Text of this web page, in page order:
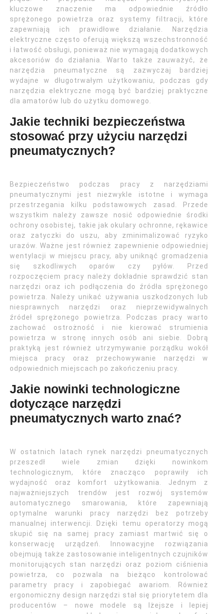
kluczowe znaczenie ma odpowiednie źródło
sprężonego powietrza oraz systemy filtracji, które
zapewniają ich prawidłowe działanie. Narzędzia
elektryczne często oferują większą wszechstronność
i łatwość obsługi, ponieważ nie wymagają dodatkowych
akcesoriów do działania. Warto także zauważyć, że
narzędzia pneumatyczne są zazwyczaj bardziej
wydajne w długotrwałym użytkowaniu, podczas gdy
narzędzia elektryczne mogą być bardziej praktyczne
dla amatorów lub do użytku domowego.
Jakie techniki bezpieczeństwa
stosować przy użyciu narzędzi
pneumatycznych?
Bezpieczeństwo podczas pracy z narzędziami
pneumatycznymi jest niezwykle istotne i wymaga
przestrzegania kilku podstawowych zasad. Przede
wszystkim należy zawsze nosić odpowiednie środki
ochrony osobistej, takie jak okulary ochronne, rękawice
oraz zatyczki do uszu, aby zminimalizować ryzyko
urazów. Ważne jest również zapewnienie odpowiedniej
wentylacji w miejscu pracy, aby uniknąć gromadzenia
się szkodliwych oparów czy pyłów. Przed
rozpoczęciem pracy należy dokładnie sprawdzić stan
narzędzi oraz ich podłączenia do źródła sprężonego
powietrza. Należy unikać używania uszkodzonych lub
niesprawnych narzędzi oraz nieprzewidywalnych
źródeł sprężonego powietrza. Podczas pracy warto
zachować ostrożność i nie kierować strumienia
powietrza w stronę innych osób ani siebie. Dobrą
praktyką jest również utrzymywanie porządku wokół
miejsca pracy oraz przechowywanie narzędzi w
odpowiednich miejscach po zakończeniu pracy.
Jakie nowinki technologiczne
dotyczące narzędzi
pneumatycznych warto znać?
W ostatnich latach rynek narzędzi pneumatycznych
przeszedł wiele zmian dzięki nowinkom
technologicznym, które znacząco poprawiły ich
wydajność oraz komfort użytkowania. Jednym z
najważniejszych trendów jest rozwój systemów
automatycznego smarowania, które zapewniają
optymalne warunki pracy narzędzi bez potrzeby
manualnej interwencji. Dzięki temu operatorzy mogą
skupić się na samej pracy zamiast martwić się o
konserwację urządzeń. Innowacyjne rozwiązania
obejmują także zastosowanie inteligentnych czujników
monitorujących stan narzędzi oraz poziom ciśnienia
powietrza, co pozwala na bieżąco kontrolować
parametry pracy i zapobiegać awariom. Również
ergonomiczny design narzędzi stał się priorytetem dla
producentów – nowe modele są lżejsze i lepiej